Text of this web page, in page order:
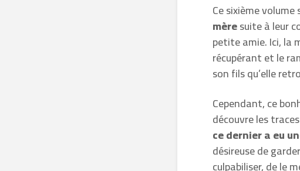
Ce sixième
mèresuite à leur
petite amie. Ici, la
récupérant et le
son fils qu’elle
Cependant, ce
découvre les
ce dernier a eu
désireuse de
culpabiliser, de le